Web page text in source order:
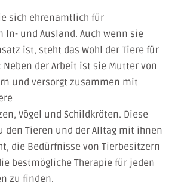
sich ehrenamtlich für
In- und Ausland. Auch wenn sie
ist, steht das Wohl der Tiere für
der Arbeit ist sie Mutter von
und versorgt zusammen mit
, Vögel und Schildkröten. Diese
den Tieren und der Alltag mit ihnen
die Bedürfnisse von Tierbesitzern
bestmögliche Therapie für jeden
zu finden.